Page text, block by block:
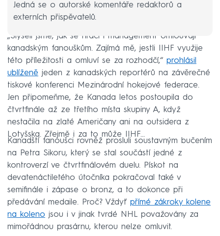
Jedná se o autorské komentáře redaktorů a
externích přispěvatelů.
„Slyšeli jsme, jak se hráči i management omlouvají
kanadským fanouškům. Zajímá mě, jestli IIHF využije
této příležitosti a omluví se za rozhodčí,“ prohlásil
ublíženě jeden z kanadských reportérů na závěrečné
tiskové konferenci Mezinárodní hokejové federace.
Jen připomeňme, že Kanada letos postoupila do
čtvrtfinále až ze třetího místa skupiny A, když
nestačila na zlaté Američany ani na outsidera z
Lotyšska. Zřejmě i za to může IIHF...
Kanadští fanoušci rovněž prosluli soustavným bučením
na Petra Sikoru, který se stal součástí jedné z
kontroverzí ve čtvrtfinálovém duelu. Pískot na
devatenáctiletého útočníka pokračoval také v
semifinále i zápase o bronz, a to dokonce při
předávání medaile. Proč? Vždyť přímé zákroky kolene
na koleno jsou i v jinak tvrdé NHL považovány za
mimořádnou prasárnu, kterou nelze omluvit.